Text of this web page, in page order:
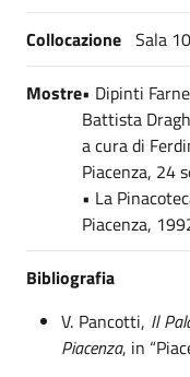
Collocazione Sala
Mostre• Dipinti
Battista
a cura di
Piacenza, 24
• La
Piacenza,
Bibliografia
V. Pancotti, Il
Piacenza, in